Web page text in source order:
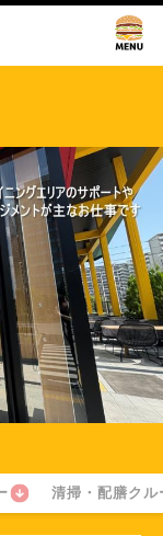
清掃・配膳クル